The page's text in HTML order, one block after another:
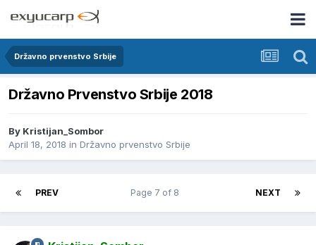
Državno prvenstvo Srbije
Državno Prvenstvo Srbije 2018
By Kristijan_Sombor
April 18, 2018 in Državno prvenstvo Srbije
PREV NEXT
Page 7 of 8